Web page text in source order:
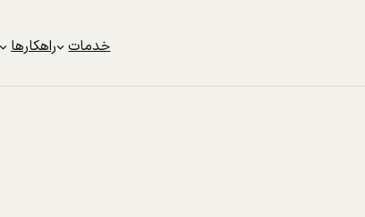
خدمات راهکارها